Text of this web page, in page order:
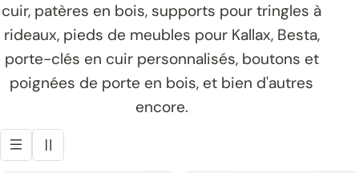
e
c
t
i
cuir, patères en bois, supports pour tringles à
rideaux, pieds de meubles pour Kallax, Besta,
porte-clés en cuir personnalisés, boutons et
poignées de porte en bois, et bien d'autres
encore.